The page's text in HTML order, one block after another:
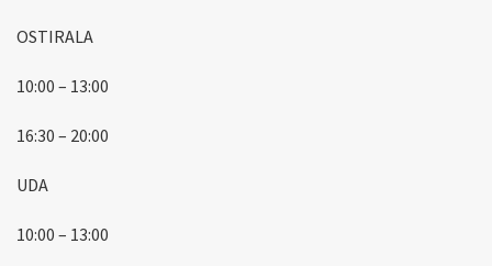
OSTIRALA
10:00 – 13:00
16:30 – 20:00
UDA
10:00 – 13:00